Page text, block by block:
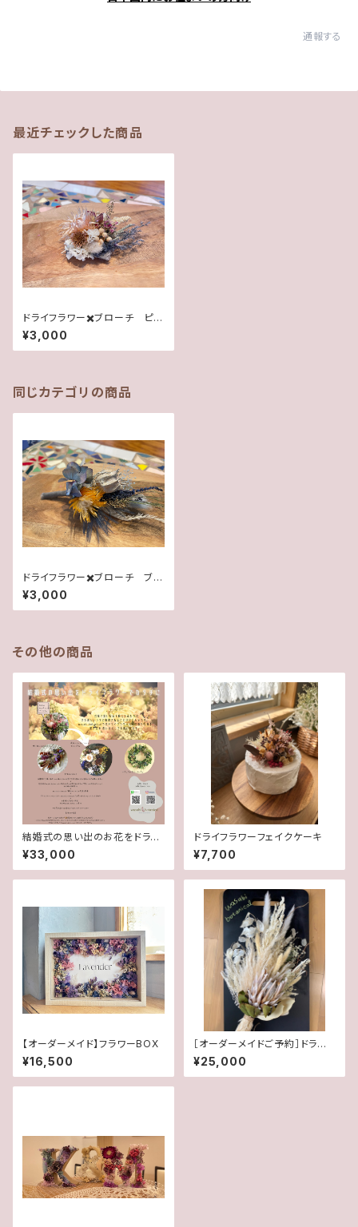
通報する
最近チェックした商品
ドライフラワー✖️ブローチ ピン
ク
¥3,000
同じカテゴリの商品
ドライフラワー✖️ブローチ ブル
ー
¥3,000
その他の商品
結婚式の思い出のお花をドライ
フラワーでお届けするサービス
¥33,000
ドライフラワーフェイクケーキ
¥7,700
【オーダーメイド】フラワーBOX
¥16,500
［オーダーメイドご予約］ドライフ
ラワーウェディングブーケ
¥25,000